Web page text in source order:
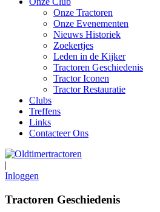
Onze Tractoren
Onze Evenementen
Nieuws Historiek
Zoekertjes
Leden in de Kijker
Tractoren Geschiedenis
Tractor Iconen
Tractor Restauratie
Clubs
Treffens
Links
Contacteer Ons
|
Inloggen
Tractoren Geschiedenis